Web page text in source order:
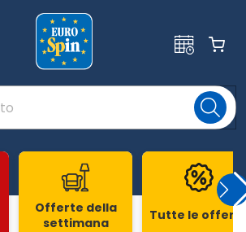
Offerte della
settimana
Tutte le